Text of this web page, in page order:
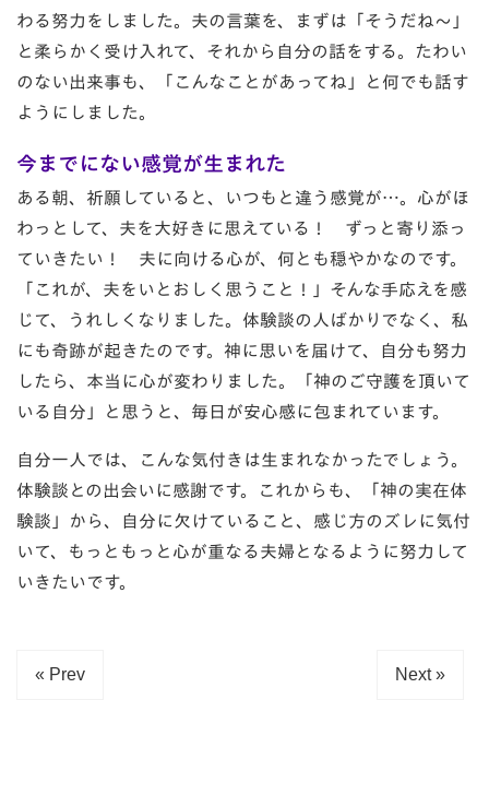
わる努力をしました。夫の言葉を、まずは「そうだね～」
と柔らかく受け入れて、それから自分の話をする。たわい
のない出来事も、「こんなことがあってね」と何でも話す
ようにしました。
今までにない感覚が生まれた
ある朝、祈願していると、いつもと違う感覚が…。心がほ
わっとして、夫を大好きに思えている！ ずっと寄り添っ
ていきたい！ 夫に向ける心が、何とも穏やかなのです。
「これが、夫をいとおしく思うこと！」そんな手応えを感
じて、うれしくなりました。体験談の人ばかりでなく、私
にも奇跡が起きたのです。神に思いを届けて、自分も努力
したら、本当に心が変わりました。「神のご守護を頂いて
いる自分」と思うと、毎日が安心感に包まれています。
自分一人では、こんな気付きは生まれなかったでしょう。
体験談との出会いに感謝です。これからも、「神の実在体
験談」から、自分に欠けていること、感じ方のズレに気付
いて、もっともっと心が重なる夫婦となるように努力して
いきたいです。
« Prev Next »